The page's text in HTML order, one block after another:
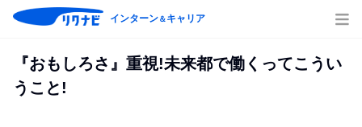
インターン＆キャリア
『おもしろさ』重視!未来都で働くってこうい
うこと!